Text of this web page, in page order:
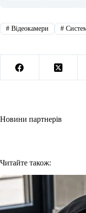
#Відеокамери #
Новини партнерів
Читайте також: